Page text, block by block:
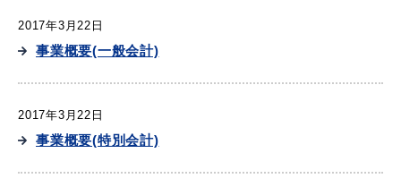
2017年3月22日
事業概要(一般会計)
2017年3月22日
事業概要(特別会計)